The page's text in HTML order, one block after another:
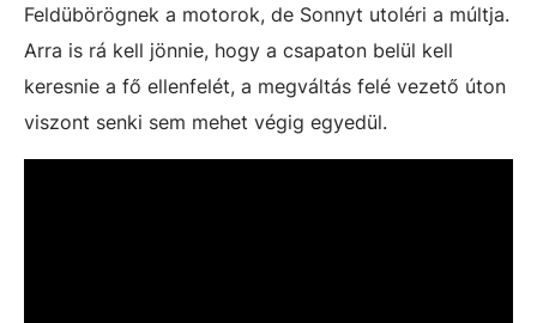
Feldübörögnek a motorok, de Sonnyt utoléri a múltja.
Arra is rá kell jönnie, hogy a csapaton belül kell
keresnie a fő ellenfelét, a megváltás felé vezető úton
viszont senki sem mehet végig egyedül.